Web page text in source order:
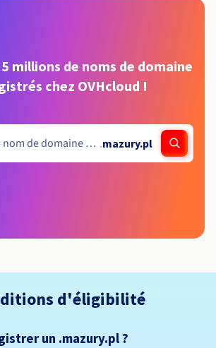
millions de noms de domaine
chez OVHcloud !
.mazury.pl
d'éligibilité
un .mazury.pl ?